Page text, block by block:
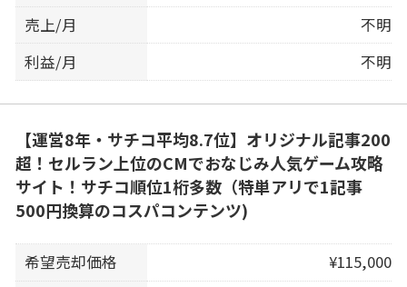
売上/月
不明
利益/月
不明
【運営8年・サチコ平均8.7位】オリジナル記事200
超！セルラン上位のCMでおなじみ人気ゲーム攻略
サイト！サチコ順位1桁多数（特単アリで1記事
500円換算のコスパコンテンツ)
希望売却価格
¥115,000